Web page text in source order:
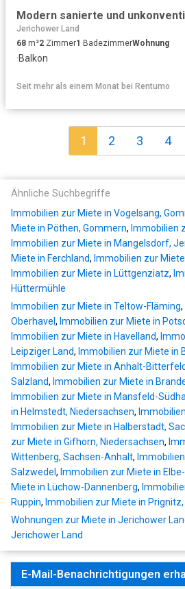
Jerichower Land
68 m²2 Zimmer1 BadezimmerWohnung
·Balkon
Seit mehr als einem Monat bei Rentumo
1 2 3 4
Ähnliche Suchbegriffe
Immobilien zur Miete in Vogelsang,
Miete in Pöthen, Gommern, Immobilien
Immobilien zur Miete in Mangelsdorf,
Miete in Ferchland, Immobilien zur
Immobilien zur Miete in Lüttgenziatz,
Hüttermühle
Immobilien zur Miete in Teltow-Fläming,
Oberhavel , Immobilien zur Miete in
Immobilien zur Miete in Havelland,
Leipziger Land, Immobilien zur Miete in
Immobilien zur Miete in Anhalt-Bitterfeld
Salzland, Immobilien zur Miete in
Immobilien zur Miete in Mansfeld-
in Helmstedt, Niedersachsen,
Immobilien zur Miete in Halberstadt,
zur Miete in Gifhorn, Niedersachsen,
Wittenberg, Sachsen-Anhalt,
Salzwedel , Immobilien zur Miete in
Miete in Lüchow-Dannenberg,
Ruppin, Immobilien zur Miete in
Wohnungen zur Miete in Jerichower
Jerichower Land
E-Mail-Benachrichtigungen